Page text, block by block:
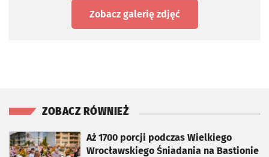
Zobacz galerię zdjęć
ZOBACZ RÓWNIEŻ
Aż 1700 porcji podczas Wielkiego
Wrocławskiego Śniadania na Bastionie
otworzy się w nowej karcie